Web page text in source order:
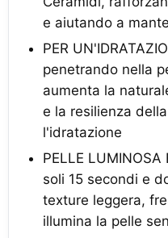
e aiutando a
PER
penetrando nella
aumenta la
e la resilienza
l'idratazione
PELLE LUMINOSA
soli 15 secondi e
texture leggera,
illumina la pelle